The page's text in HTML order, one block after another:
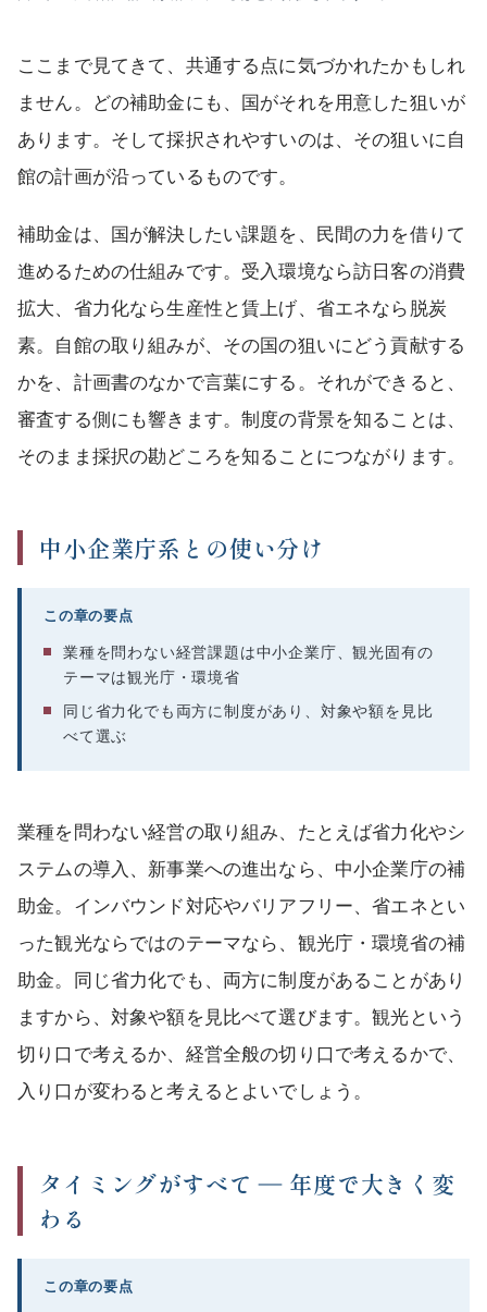
ここまで見てきて、共通する点に気づかれたかもしれ
ません。どの補助金にも、国がそれを用意した狙いが
あります。そして採択されやすいのは、その狙いに自
館の計画が沿っているものです。
補助金は、国が解決したい課題を、民間の力を借りて
進めるための仕組みです。受入環境なら訪日客の消費
拡大、省力化なら生産性と賃上げ、省エネなら脱炭
素。自館の取り組みが、その国の狙いにどう貢献する
かを、計画書のなかで言葉にする。それができると、
審査する側にも響きます。制度の背景を知ることは、
そのまま採択の勘どころを知ることにつながります。
中小企業庁系との使い分け
この章の要点
業種を問わない経営課題は中小企業庁、観光固有の
テーマは観光庁・環境省
同じ省力化でも両方に制度があり、対象や額を見比
べて選ぶ
業種を問わない経営の取り組み、たとえば省力化やシ
ステムの導入、新事業への進出なら、中小企業庁の補
助金。インバウンド対応やバリアフリー、省エネとい
った観光ならではのテーマなら、観光庁・環境省の補
助金。同じ省力化でも、両方に制度があることがあり
ますから、対象や額を見比べて選びます。観光という
切り口で考えるか、経営全般の切り口で考えるかで、
入り口が変わると考えるとよいでしょう。
タイミングがすべて ― 年度で大きく変
わる
この章の要点